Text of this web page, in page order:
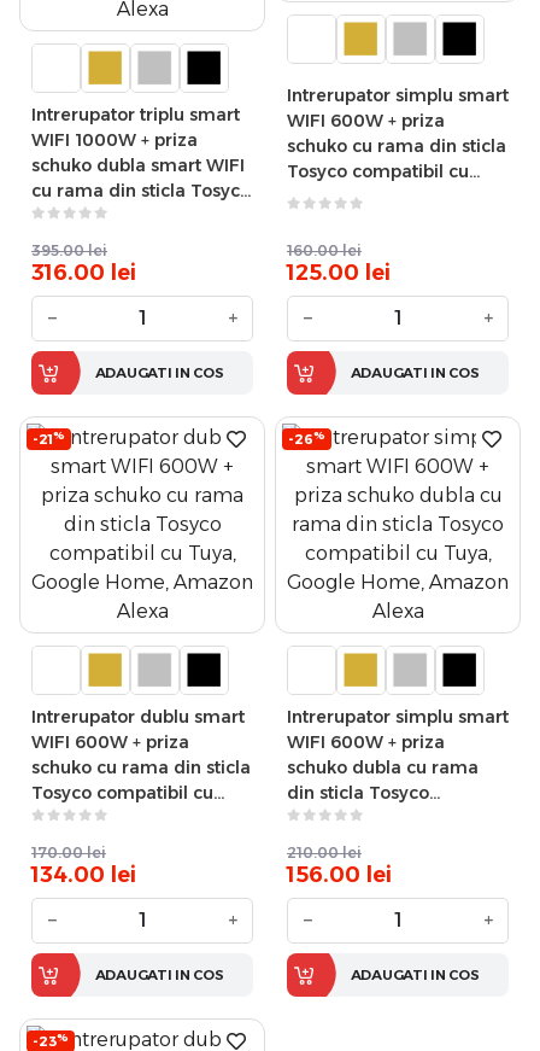
Intrerupator triplu smart
WIFI 1000W + priza
schuko dubla smart WIFI
cu rama din sticla Tosyco
compatibil cu Tuya,
Google Home, Amazon
Alexa
395.00 lei
316.00 lei
− +
ADAUGATI IN COS
Intrerupator simplu smart
WIFI 600W + priza
schuko cu rama din sticla
Tosyco compatibil cu
Tuya, Google Home,
160.00 lei
125.00 lei
− +
ADAUGATI IN COS
-21%
Intrerupator dublu smart
WIFI 600W + priza
schuko cu rama din sticla
Tosyco compatibil cu
Tuya, Google Home,
Amazon Alexa
170.00 lei
134.00 lei
− +
ADAUGATI IN COS
-26%
Intrerupator simplu smart
WIFI 600W + priza
schuko dubla cu rama
din sticla Tosyco
compatibil cu Tuya,
Google Home, Amazon
Alexa
210.00 lei
156.00 lei
− +
ADAUGATI IN COS
-23%